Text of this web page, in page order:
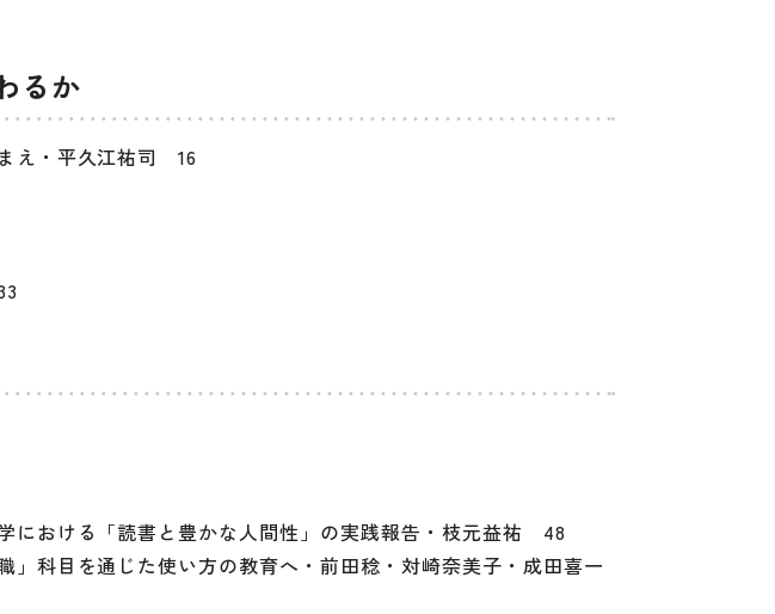
るか
え・平久江祐司 16
における「読書と豊かな人間性」の実践報告・枝元益祐 48
科目を通じた使い方の教育へ・前田稔・対崎奈美子・成田喜一